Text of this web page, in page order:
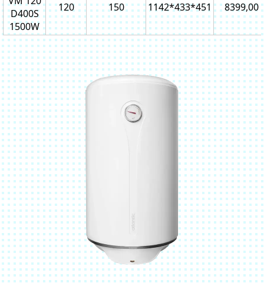
D400S
1500W
120 150 1142*433*451 8399,00